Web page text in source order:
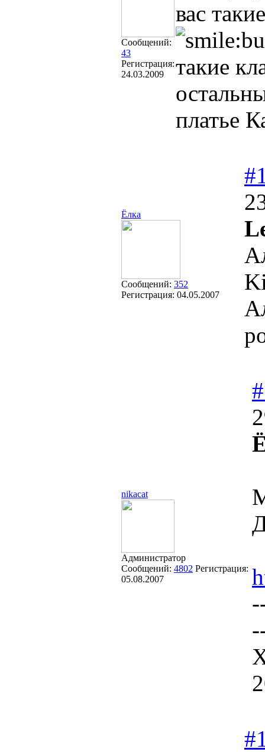
Сообщений:
43
Регистрация:
24.03.2009
вас
такие
платье
Ёлка
Сообщений: 352
Регистрация: 04.05.2007
nikacat
Администратор
Сообщений: 4802 Регистрация:
05.08.2007